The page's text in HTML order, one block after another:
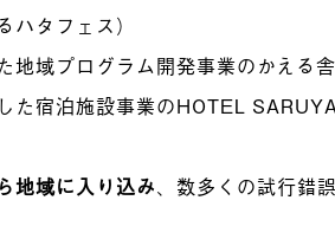
タフェス）
地域プログラム開発事業のかえる舎
た宿泊施設事業のHOTEL
地域に入り込み、数多くの試行錯